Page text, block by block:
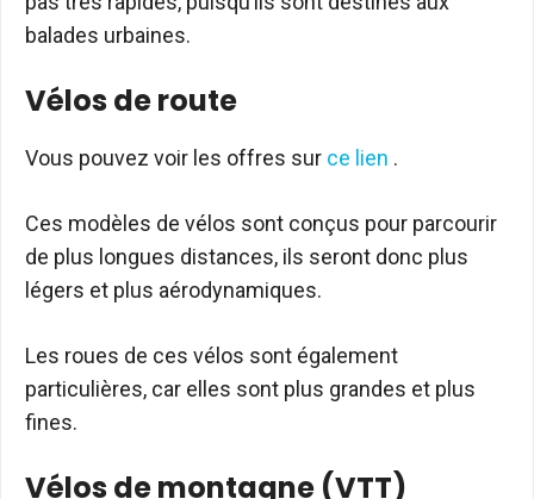
balades urbaines.
Vélos de route
Vous pouvez voir les offres sur ce lien .
Ces modèles de vélos sont conçus pour parcourir
de plus longues distances, ils seront donc plus
légers et plus aérodynamiques.
Les roues de ces vélos sont également
particulières, car elles sont plus grandes et plus
fines.
Vélos de montagne (VTT)